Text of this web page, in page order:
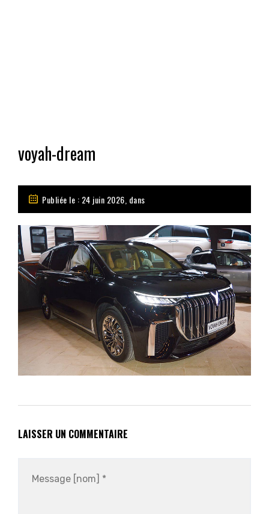
voyah-dream
Publiée le : 24 juin 2026, dans
LAISSER UN COMMENTAIRE